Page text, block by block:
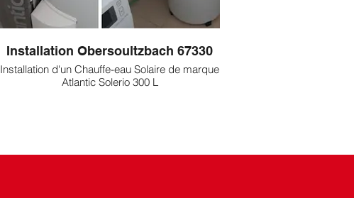
Installation Obersoultzbach 67330
Installation d'un Chauffe-eau Solaire de marque
Atlantic Solerio 300 L